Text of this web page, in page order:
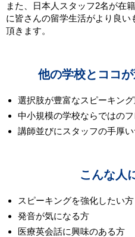
また、日本人スタッフ2名が在
に皆さんの留学生活がより良
頂きます。
他の学校とココ
選択肢が豊富なスピーキン
中小規模の学校ならではの
講師並びにスタッフの手厚い
こんな人
スピーキングを強化したい方
発音が気になる方
医療英会話に興味のある方